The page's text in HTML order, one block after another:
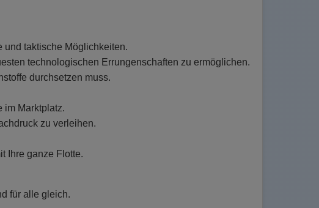
taktische Möglichkeiten.
technologischen Errungenschaften zu ermöglichen.
durchsetzen muss.
im Marktplatz.
zu verleihen.
Ihre ganze Flotte.
für alle gleich.